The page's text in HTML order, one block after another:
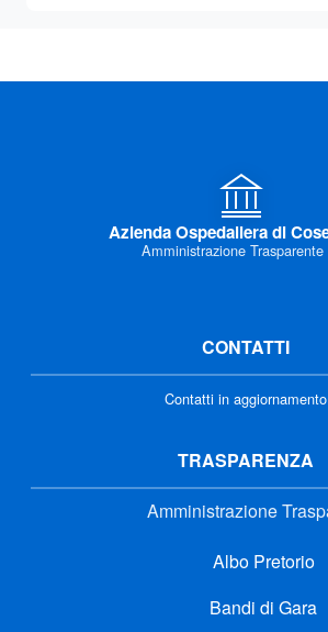
Azienda Ospedaliera di
Amministrazione Trasparente
CONTATTI
Contatti in aggiornamento
TRASPARENZA
Amministrazione
Albo Pretorio
Bandi di Gara